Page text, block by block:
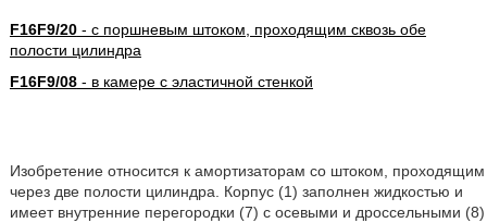
F16F9/20- с поршневым штоком, проходящим сквозь обе
полости цилиндра
F16F9/08- в камере с эластичной стенкой
Изобретение относится к амортизаторам со штоком, проходящим
через две полости цилиндра. Корпус (1) заполнен жидкостью и
имеет внутренние перегородки (7) с осевыми и дроссельными (8)